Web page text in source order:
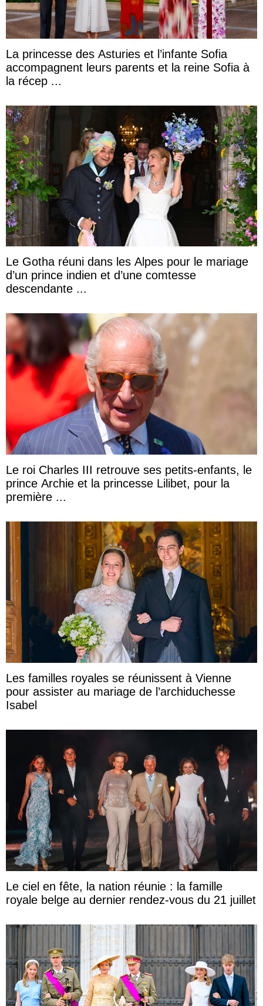
La princesse des Asturies et l’infante Sofia
accompagnent leurs parents et la reine Sofia à
la récep ...
Le Gotha réuni dans les Alpes pour le mariage
d’un prince indien et d’une comtesse
descendante ...
Le roi Charles III retrouve ses petits-enfants, le
prince Archie et la princesse Lilibet, pour la
première ...
Les familles royales se réunissent à Vienne
pour assister au mariage de l’archiduchesse
Isabel
Le ciel en fête, la nation réunie : la famille
royale belge au dernier rendez-vous du 21 juillet